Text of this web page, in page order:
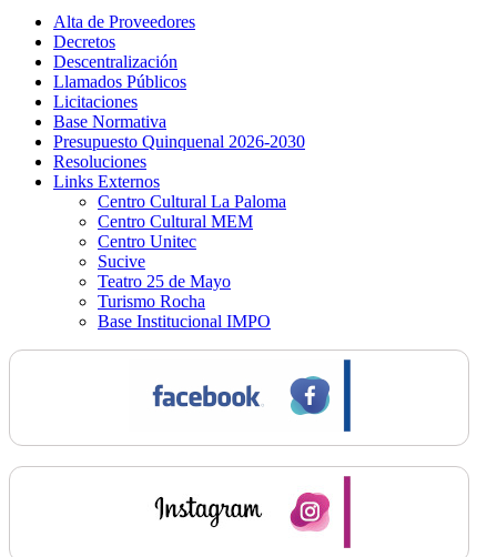
Alta de Proveedores
Decretos
Descentralización
Llamados Públicos
Licitaciones
Base Normativa
Presupuesto Quinquenal 2026-2030
Resoluciones
Links Externos
Centro Cultural La Paloma
Centro Cultural MEM
Centro Unitec
Sucive
Teatro 25 de Mayo
Turismo Rocha
Base Institucional IMPO